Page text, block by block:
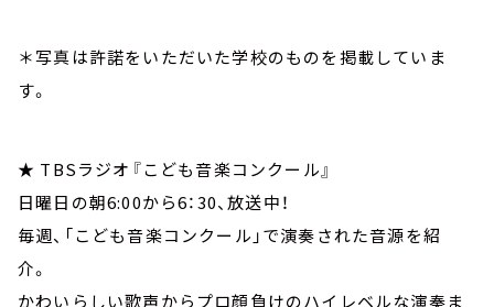
＊写真は許諾をいただいた学校のものを掲載していま
す。
★ TBSラジオ『こども音楽コンクール』
日曜日の朝6:00から6：30、放送中！
毎週、「こども音楽コンクール」で演奏された音源を紹
介。
かわいらしい歌声からプロ顔負けのハイレベルな演奏ま